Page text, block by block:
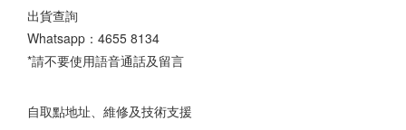
出貨查詢
Whatsapp： 4655 8134
*請不要使用語音通話及留言
自取點地址、維修及技術支援